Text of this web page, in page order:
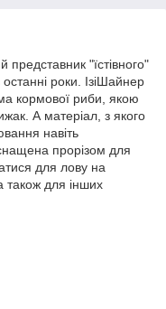
"їстівного"
роки. ІзіШайнер
кормової риби, якою
А матеріал, з якого
навіть
прорізом для
для лову на
також для інших